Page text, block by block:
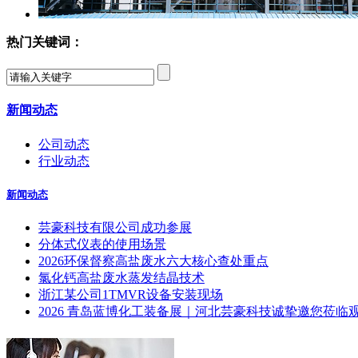
热门关键词：
新闻动态
公司动态
行业动态
新闻动态
芸豪科技有限公司成功参展
分体式仪表的使用场景
2026环保督察高盐废水六大核心查处重点
氯化钙高盐废水蒸发结晶技术
浙江某公司1TMVR设备安装现场
2026 青岛蓝博化工装备展｜河北芸豪科技诚挚邀您莅临